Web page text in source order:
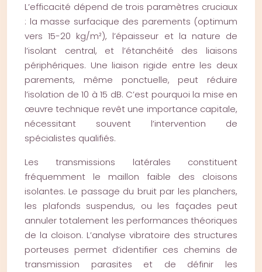
L’efficacité dépend de trois paramètres cruciaux
: la masse surfacique des parements (optimum
vers 15-20 kg/m²), l’épaisseur et la nature de
l’isolant central, et l’étanchéité des liaisons
périphériques. Une liaison rigide entre les deux
parements, même ponctuelle, peut réduire
l’isolation de 10 à 15 dB. C’est pourquoi la mise en
œuvre technique revêt une importance capitale,
nécessitant souvent l’intervention de
spécialistes qualifiés.
Les transmissions latérales constituent
fréquemment le maillon faible des cloisons
isolantes. Le passage du bruit par les planchers,
les plafonds suspendus, ou les façades peut
annuler totalement les performances théoriques
de la cloison. L’analyse vibratoire des structures
porteuses permet d’identifier ces chemins de
transmission parasites et de définir les